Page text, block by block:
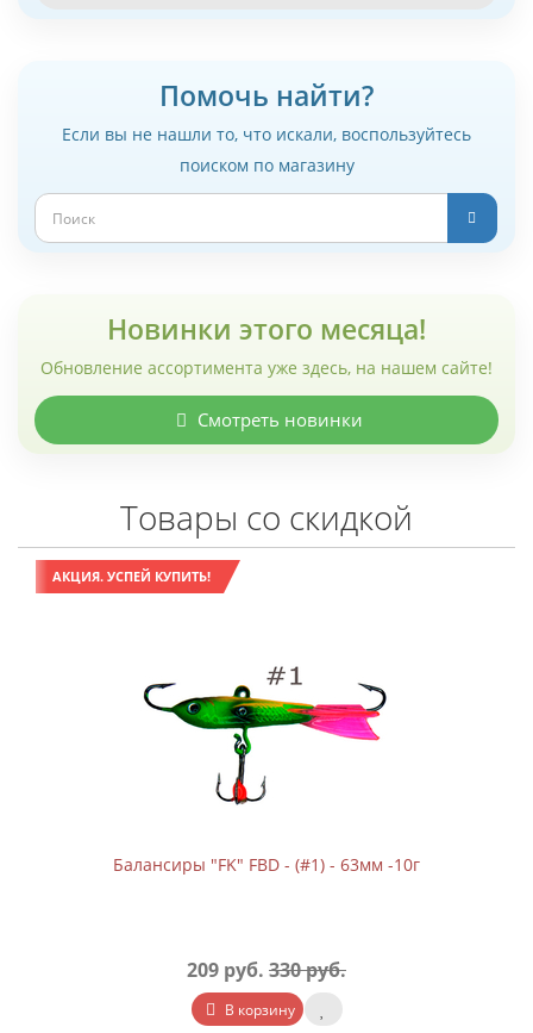
Помочь найти?
Если вы не нашли то, что искали, воспользуйтесь
поиском по магазину
Новинки этого месяца!
Обновление ассортимента уже здесь, на нашем сайте!
Смотреть новинки
Товары со скидкой
АКЦИЯ. УСПЕЙ КУПИТЬ!
Балансиры "FK" FBD - (#1) - 63мм -10г
209 руб. 330 руб.
В корзину